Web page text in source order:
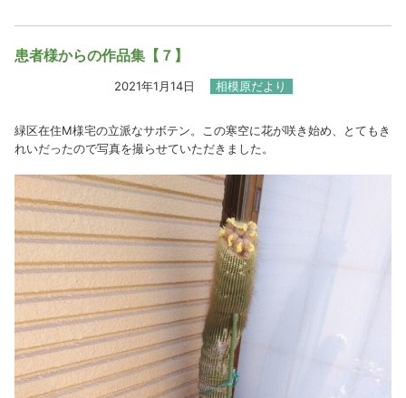
患者様からの作品集【７】
2021年1月14日 相模原だより
緑区在住M様宅の立派なサボテン。この寒空に花が咲き始め、とてもき
れいだったので写真を撮らせていただきました。